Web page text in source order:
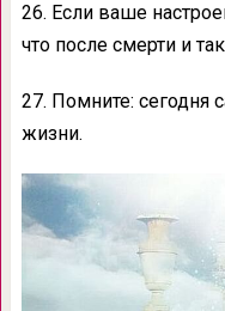
26. Если ваше
что после смерти и
27. Помните:
жизни.